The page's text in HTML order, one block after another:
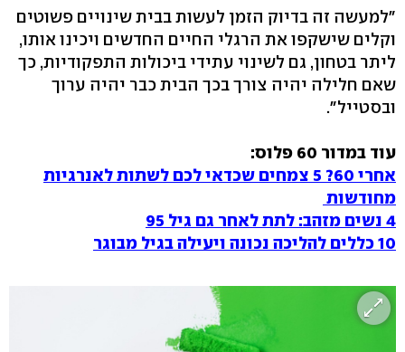
"למעשה זה בדיוק הזמן לעשות בבית שינויים פשוטים
וקלים שישקפו את הרגלי החיים החדשים ויכינו אותו,
ליתר בטחון, גם לשינוי עתידי ביכולות התפקודיות, כך
שאם חלילה יהיה צורך בכך הבית כבר יהיה ערוך
ובסטייל".
עוד במדור 60 פלוס:
אחרי 60? 5 צמחים שכדאי לכם לשתות לאנרגיות
מחודשות
4 נשים מזהב: לתת לאחר גם גיל 95
10 כללים להליכה נכונה ויעילה בגיל מבוגר